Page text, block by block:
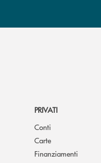
PRIVATI
Conti
Carte
Finanziamenti